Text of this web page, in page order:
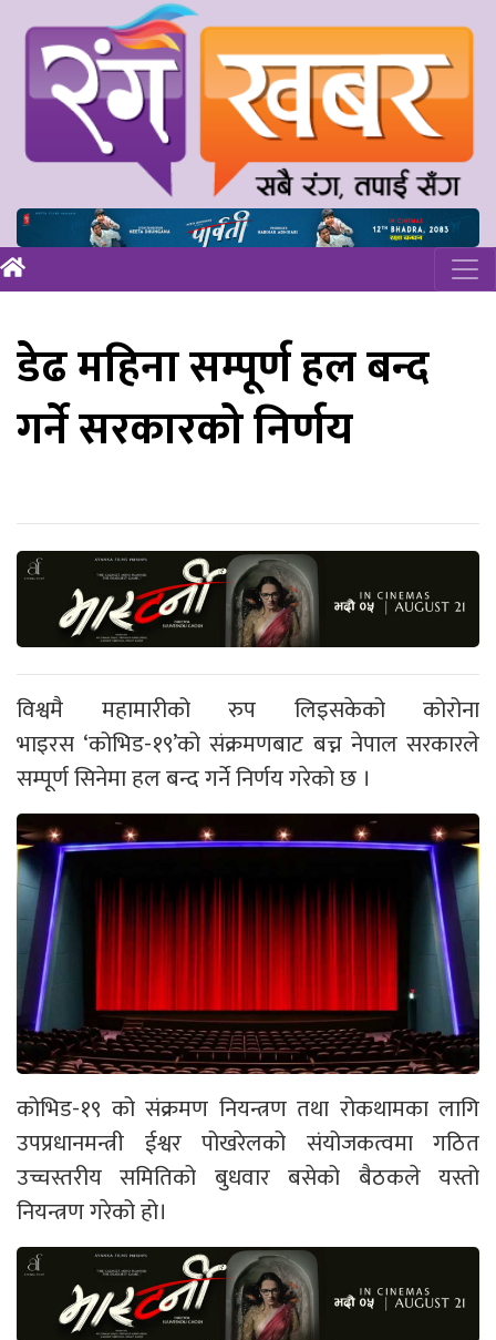
डेढ महिना सम्पूर्ण हल बन्द
गर्ने सरकारको निर्णय
विश्वमै महामारीको रुप लिइसकेको कोरोना
भाइरस ‘कोभिड-१९’को संक्रमणबाट बच्न नेपाल सरकारले
सम्पूर्ण सिनेमा हल बन्द गर्ने निर्णय गरेको छ ।
कोभिड-१९ को संक्रमण नियन्त्रण तथा रोकथामका लागि
उपप्रधानमन्त्री ईश्वर पोखरेलको संयोजकत्वमा गठित
उच्चस्तरीय समितिको बुधवार बसेको बैठकले यस्तो
नियन्त्रण गरेको हो।